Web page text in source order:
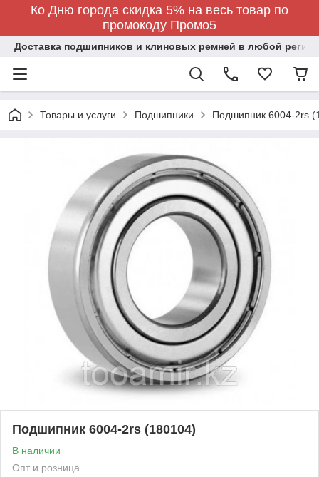
Ко Дню города скидка 5% на весь товар по
промокоду Промо5
Доставка подшипников и клиновых ремней в любой регион
Товары и услуги Подшипники Подшипник 6004-2rs
Подшипник 6004-2rs (180104)
В наличии
Опт и розница